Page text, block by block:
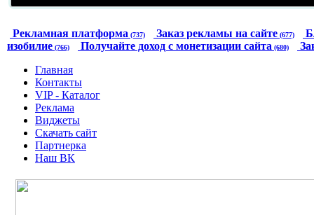
Рекламная платформа (737) Заказ рекламы на сайте (677)
изобилие (766) Получайте доход с монетизации сайта (680)
Главная
Контакты
VIP - Каталог
Реклама
Виджеты
Скачать сайт
Партнерка
Наш ВК